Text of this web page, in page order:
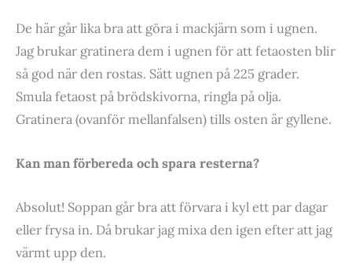
De här går lika bra att göra i mackjärn som i ugnen.
Jag brukar gratinera dem i ugnen för att fetaosten blir
så god när den rostas. Sätt ugnen på 225 grader.
Smula fetaost på brödskivorna, ringla på olja.
Gratinera (ovanför mellanfalsen) tills osten är gyllene.
Kan man förbereda och spara resterna?
Absolut! Soppan går bra att förvara i kyl ett par dagar
eller frysa in. Då brukar jag mixa den igen efter att jag
värmt upp den.